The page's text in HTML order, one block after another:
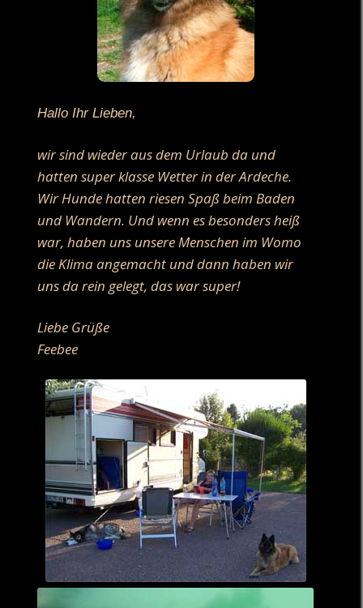
Hallo Ihr Lieben,
wir sind wieder aus dem Urlaub da und
hatten super klasse Wetter in der Ardeche.
Wir Hunde hatten riesen Spaß beim Baden
und Wandern. Und wenn es besonders heiß
war, haben uns unsere Menschen im Womo
die Klima angemacht und dann haben wir
uns da rein gelegt, das war super!
Liebe Grüße
Feebee